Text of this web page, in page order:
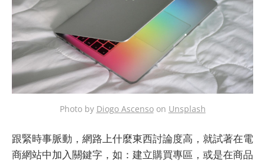
Photo by Diogo Ascensoon Unsplash
跟緊時事脈動，網路上什麼東西討論度高，就試著在電
商網站中加入關鍵字，如：建立購買專區，或是在商品